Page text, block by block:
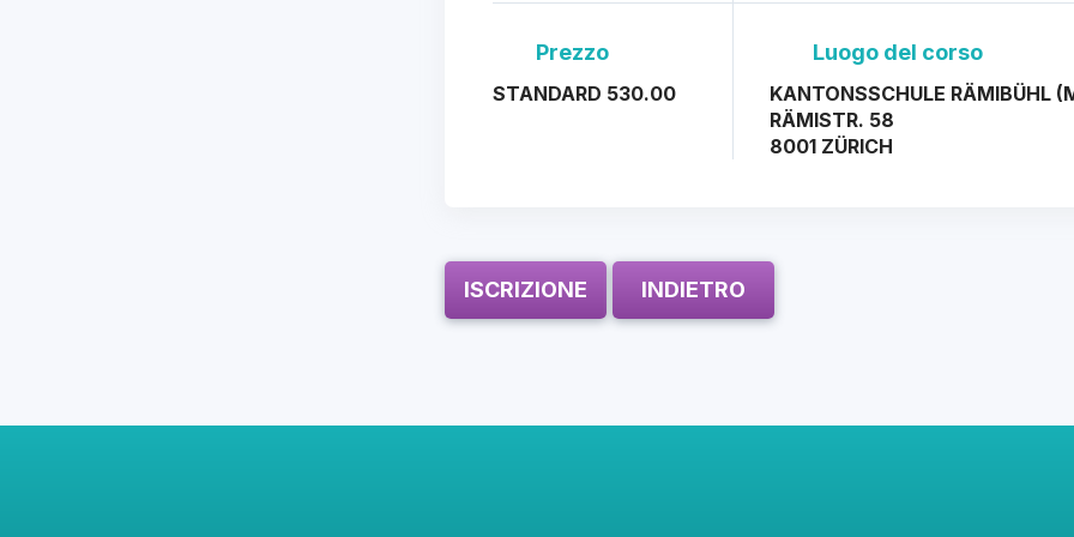
Prezzo
STANDARD 530.00
Luogo del corso
KANTONSSCHULE RÄMIBÜHL
RÄMISTR. 58
8001 ZÜRICH
ISCRIZIONE INDIETRO